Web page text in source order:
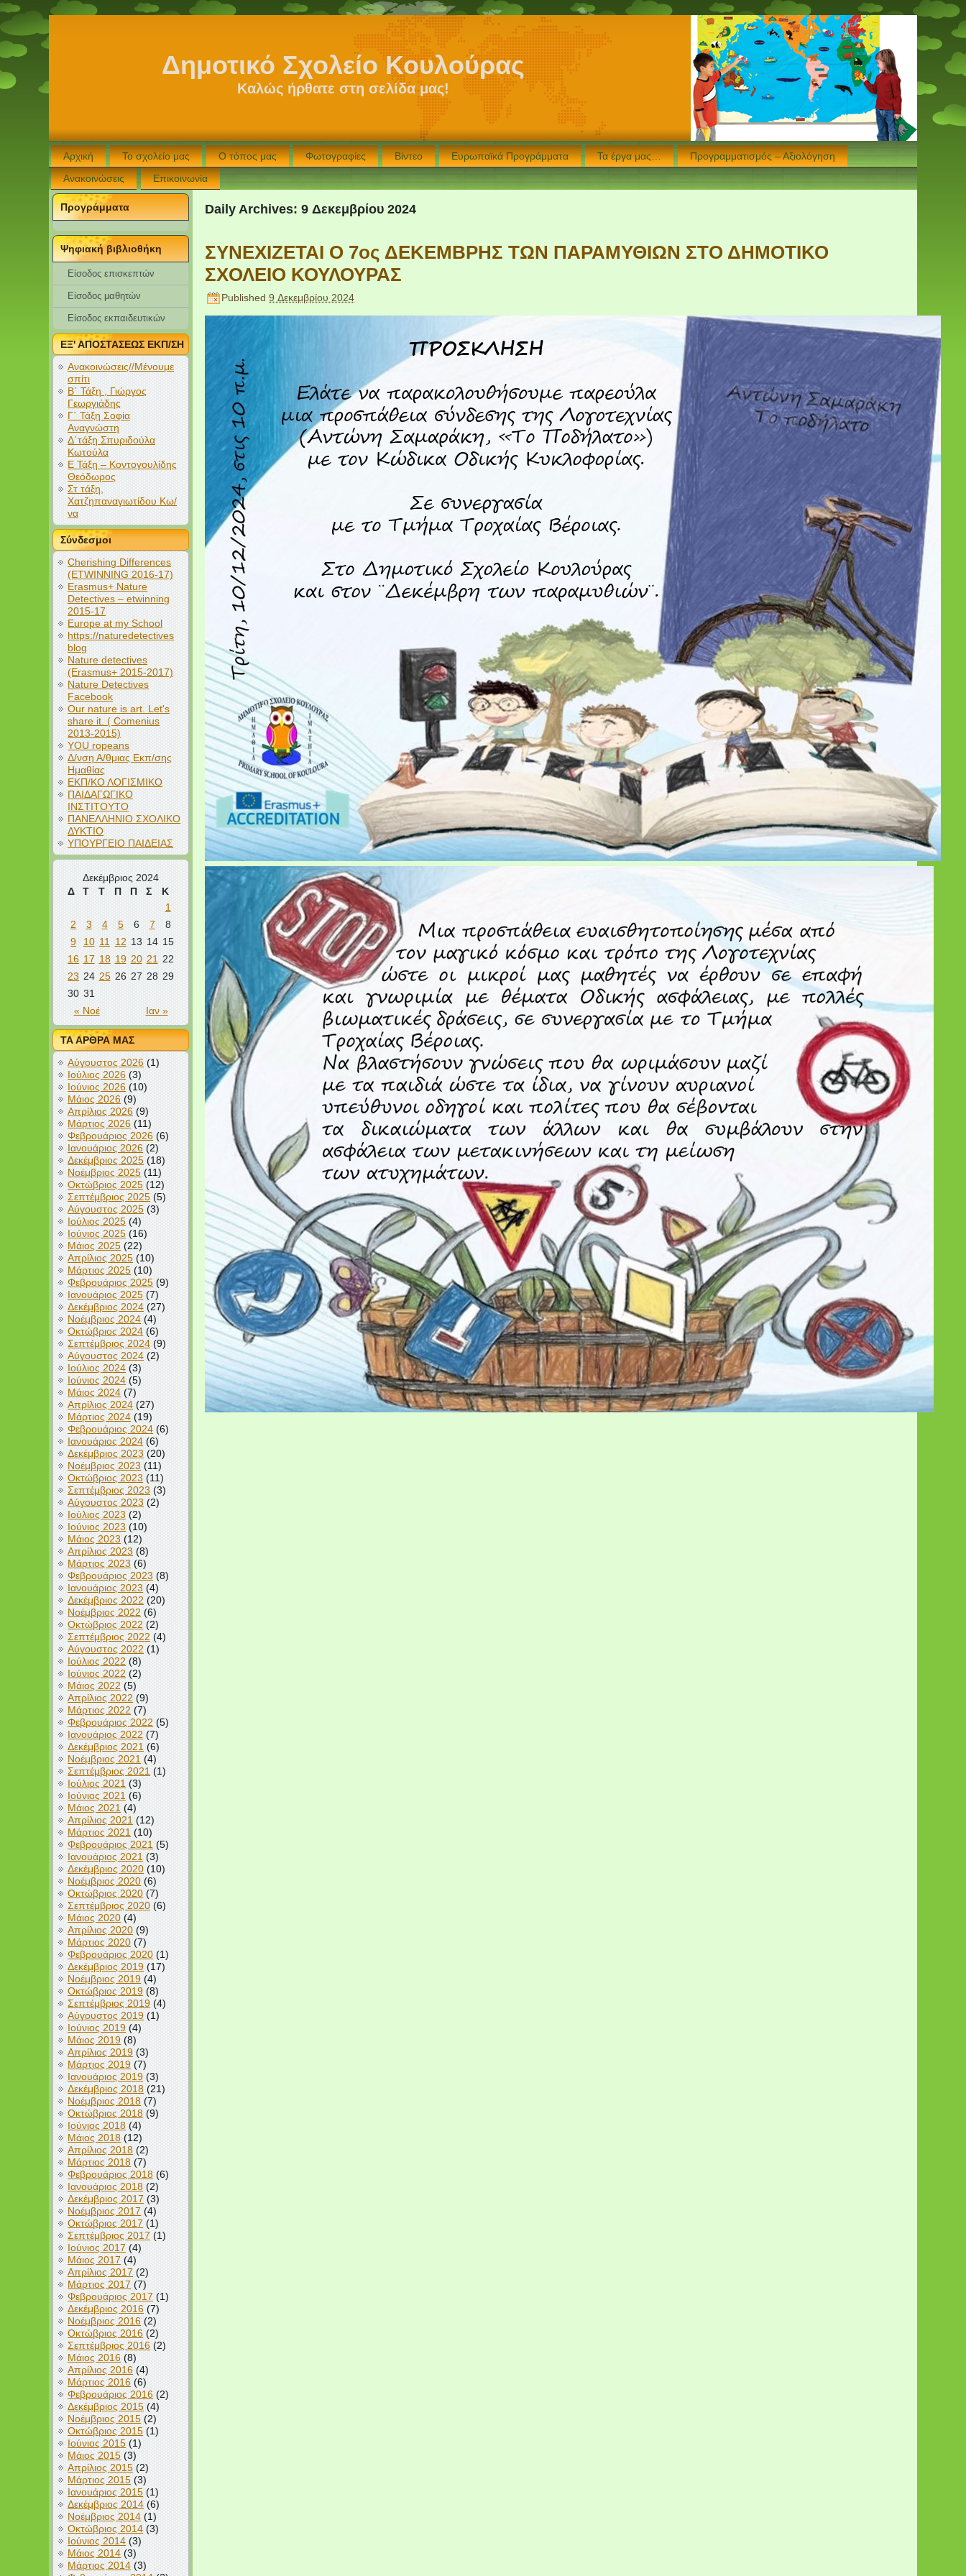
Δημοτικό Σχολείο Κουλούρας
Καλώς ήρθατε στη σελίδα μας!
Αρχική Το σχολείο μας Ο τόπος μας Φωτογραφίες Βίντεο Ευρωπαϊκά Προγράμματα Τα έργα μας…
Προγραμματισμός – Αξιολόγηση
Ανακοινώσεις
Επικοινωνία
Προγράμματα
Ψηφιακή βιβλιοθήκη
Είσοδος επισκεπτών
Eίσοδος μαθητών
Είσοδος εκπαιδευτικών
ΕΞ' ΑΠΟΣΤΑΣΕΩΣ ΕΚΠ/ΣΗ
Ανακοινώσεις//Μένουμε
σπίτι
Β΄ Τάξη , Γιώργος
Γεωργιάδης
Γ΄ Τάξη Σοφία
Αναγνώστη
Δ΄τάξη Σπυριδούλα
Κωτούλα
Ε Τάξη – Κοντογουλίδης
Θεόδωρος
Στ τάξη,
Χατζηπαναγιωτίδου Κω/
να
Σύνδεσμοι
Cherishing Differences
(ETWINNING 2016-17)
Erasmus+ Nature
Detectives – etwinning
2015-17
Europe at my School
https://naturedetectives
blog
Nature detectives
(Erasmus+ 2015-2017)
Nature Detectives
Facebook
Our nature is art. Let's
share it. ( Comenius
2013-2015)
YOU ropeans
Δ/νση Α/θμιας Εκπ/σης
Ημαθίας
ΕΚΠ/ΚΟ ΛΟΓΙΣΜΙΚΟ
ΠΑΙΔΑΓΩΓΙΚΟ
ΙΝΣΤΙΤΟΥΤΟ
ΠΑΝΕΛΛΗΝΙΟ ΣΧΟΛΙΚΟ
ΔΥΚΤΙΟ
ΥΠΟΥΡΓΕΙΟ ΠΑΙΔΕΙΑΣ
Δεκέμβριος 2024
Δ
Τ Τ Π Π Σ Κ
« Νοέ Ιαν »
1
2
3 4 5 6 7
8
9
10 11 12 13 14 15
16 17 18 19 20 21
22
23 24 25 26 27 28 29
30 31
ΤΑ ΑΡΘΡΑ ΜΑΣ
Αύγουστος 2026 (1)
Ιούλιος 2026 (3)
Ιούνιος 2026 (10)
Μάιος 2026 (9)
Απρίλιος 2026 (9)
Μάρτιος 2026 (11)
Φεβρουάριος 2026 (6)
Ιανουάριος 2026 (2)
Δεκέμβριος 2025 (18)
Νοέμβριος 2025 (11)
Οκτώβριος 2025 (12)
Σεπτέμβριος 2025 (5)
Αύγουστος 2025 (3)
Ιούλιος 2025 (4)
Ιούνιος 2025 (16)
Μάιος 2025 (22)
Απρίλιος 2025 (10)
Μάρτιος 2025 (10)
Φεβρουάριος 2025 (9)
Ιανουάριος 2025 (7)
Δεκέμβριος 2024 (27)
Νοέμβριος 2024 (4)
Οκτώβριος 2024 (6)
Σεπτέμβριος 2024 (9)
Αύγουστος 2024 (2)
Ιούλιος 2024 (3)
Ιούνιος 2024 (5)
Μάιος 2024 (7)
Απρίλιος 2024 (27)
Μάρτιος 2024 (19)
Φεβρουάριος 2024 (6)
Ιανουάριος 2024 (6)
Δεκέμβριος 2023 (20)
Νοέμβριος 2023 (11)
Οκτώβριος 2023 (11)
Σεπτέμβριος 2023 (3)
Αύγουστος 2023 (2)
Ιούλιος 2023 (2)
Ιούνιος 2023 (10)
Μάιος 2023 (12)
Απρίλιος 2023 (8)
Μάρτιος 2023 (6)
Φεβρουάριος 2023 (8)
Ιανουάριος 2023 (4)
Δεκέμβριος 2022 (20)
Νοέμβριος 2022 (6)
Οκτώβριος 2022 (2)
Σεπτέμβριος 2022 (4)
Αύγουστος 2022 (1)
Ιούλιος 2022 (8)
Ιούνιος 2022 (2)
Μάιος 2022 (5)
Απρίλιος 2022 (9)
Μάρτιος 2022 (7)
Φεβρουάριος 2022 (5)
Ιανουάριος 2022 (7)
Δεκέμβριος 2021 (6)
Νοέμβριος 2021 (4)
Σεπτέμβριος 2021 (1)
Ιούλιος 2021 (3)
Ιούνιος 2021 (6)
Μάιος 2021 (4)
Απρίλιος 2021 (12)
Μάρτιος 2021 (10)
Φεβρουάριος 2021 (5)
Ιανουάριος 2021 (3)
Δεκέμβριος 2020 (10)
Νοέμβριος 2020 (6)
Οκτώβριος 2020 (7)
Σεπτέμβριος 2020 (6)
Μάιος 2020 (4)
Απρίλιος 2020 (9)
Μάρτιος 2020 (7)
Φεβρουάριος 2020 (1)
Δεκέμβριος 2019 (17)
Νοέμβριος 2019 (4)
Οκτώβριος 2019 (8)
Σεπτέμβριος 2019 (4)
Αύγουστος 2019 (1)
Ιούνιος 2019 (4)
Μάιος 2019 (8)
Απρίλιος 2019 (3)
Μάρτιος 2019 (7)
Ιανουάριος 2019 (3)
Δεκέμβριος 2018 (21)
Νοέμβριος 2018 (7)
Οκτώβριος 2018 (9)
Ιούνιος 2018 (4)
Μάιος 2018 (12)
Απρίλιος 2018 (2)
Μάρτιος 2018 (7)
Φεβρουάριος 2018 (6)
Ιανουάριος 2018 (2)
Δεκέμβριος 2017 (3)
Νοέμβριος 2017 (4)
Οκτώβριος 2017 (1)
Σεπτέμβριος 2017 (1)
Ιούνιος 2017 (4)
Μάιος 2017 (4)
Απρίλιος 2017 (2)
Μάρτιος 2017 (7)
Φεβρουάριος 2017 (1)
Δεκέμβριος 2016 (7)
Νοέμβριος 2016 (2)
Οκτώβριος 2016 (2)
Σεπτέμβριος 2016 (2)
Μάιος 2016 (8)
Απρίλιος 2016 (4)
Μάρτιος 2016 (6)
Φεβρουάριος 2016 (2)
Δεκέμβριος 2015 (4)
Νοέμβριος 2015 (2)
Οκτώβριος 2015 (1)
Ιούνιος 2015 (1)
Μάιος 2015 (3)
Απρίλιος 2015 (2)
Μάρτιος 2015 (3)
Ιανουάριος 2015 (1)
Δεκέμβριος 2014 (6)
Νοέμβριος 2014 (1)
Οκτώβριος 2014 (3)
Ιούνιος 2014 (3)
Μάιος 2014 (3)
Μάρτιος 2014 (3)
Daily Archives:9 Δεκεμβρίου 2024
ΣΥΝΕΧΙΖΕΤΑΙ Ο 7ος ΔΕΚΕΜΒΡΗΣ ΤΩΝ ΠΑΡΑΜΥΘΙΩΝ ΣΤΟ ΔΗΜΟΤΙΚΟ
ΣΧΟΛΕΙΟ ΚΟΥΛΟΥΡΑΣ
Published 9 Δεκεμβρίου 2024